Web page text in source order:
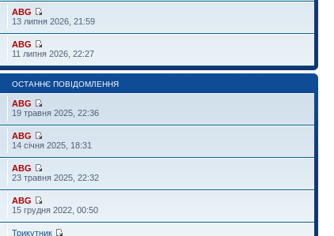
ABG
13 липня 2026, 21:59
ABG
11 липня 2026, 22:27
ОСТАННЄ ПОВІДОМЛЕННЯ
ABG
19 травня 2025, 22:36
ABG
14 січня 2025, 18:31
ABG
23 травня 2025, 22:32
ABG
15 грудня 2022, 00:50
Трикутник